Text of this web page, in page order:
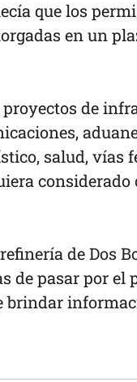
que los
en un
proyectos de
salud, vías
de Dos
de pasar por el
brindar